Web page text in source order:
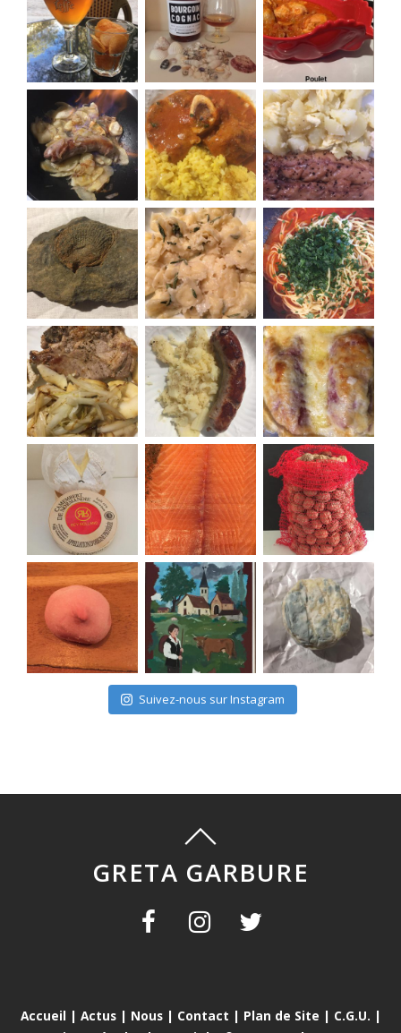
Suivez-nous sur Instagram
GRETA GARBURE
Accueil | Actus| Nous| Contact | Plan de Site | C.G.U. |